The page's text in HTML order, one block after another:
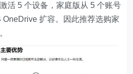
活 5 个设备，家庭版从 5 个账号
OneDrive 扩容。因此推荐选购家
。